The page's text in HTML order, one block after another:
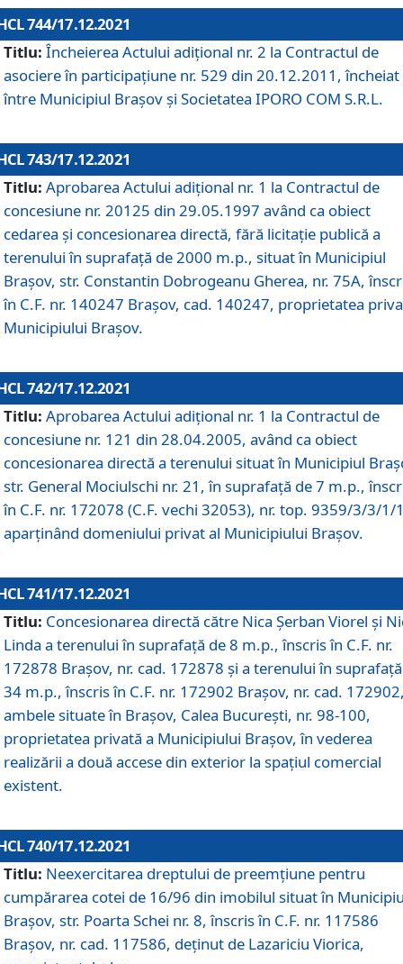
744/17.12.2021
Titlu: Încheierea Actului adițional nr. 2 la Contractul de
asociere în participațiune nr. 529 din 20.12.2011, încheiat
între Municipiul Brașov și Societatea IPORO COM S.R.L.
743/17.12.2021
Titlu: Aprobarea Actului adiţional nr. 1 la Contractul de
concesiune nr. 20125 din 29.05.1997 având ca obiect
cedarea și concesionarea directă, fără licitație publică a
terenului în suprafață de 2000 m.p., situat în Municipiul
Brașov, str. Constantin Dobrogeanu Gherea, nr. 75A,
în C.F. nr. 140247 Brașov, cad. 140247, proprietatea
Municipiului Brașov.
742/17.12.2021
Titlu: Aprobarea Actului adiţional nr. 1 la Contractul de
concesiune nr. 121 din 28.04.2005, având ca obiect
concesionarea directă a terenului situat în Municipiul
str. General Mociulschi nr. 21, în suprafață de 7 m.p.,
în C.F. nr. 172078 (C.F. vechi 32053), nr. top. 9359/3/3/1/
aparținând domeniului privat al Municipiului Brașov.
741/17.12.2021
Titlu: Concesionarea directă către Nica Șerban Viorel și
Linda a terenului în suprafață de 8 m.p., înscris în C.F. nr.
172878 Brașov, nr. cad. 172878 și a terenului în
34 m.p., înscris în C.F. nr. 172902 Brașov, nr. cad.
ambele situate în Brașov, Calea București, nr. 98-100,
proprietatea privată a Municipiului Brașov, în vederea
realizării a două accese din exterior la spațiul comercial
existent.
740/17.12.2021
Titlu: Neexercitarea dreptului de preemţiune pentru
cumpărarea cotei de 16/96 din imobilul situat în
Braşov, str. Poarta Schei nr. 8, înscris în C.F. nr. 117586
Brașov, nr. cad. 117586, deținut de Lazariciu Viorica,